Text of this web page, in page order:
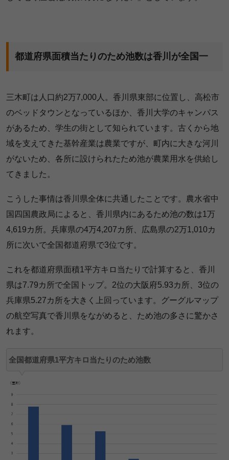
都道府県面積当たりのため池数は香川が全国一
三木町は人口約2万7,000人。香川県東部に位置し、高松市
のベッドタウンとなっているほか、香川大学のキャンパス
があるため、学生の街として知られています。古くから地
域を支えてきた基幹産業は農業ですが、町内に大きな河川
がないため、各所に設けられたため池が農業用水を供給し
てきました。
こうした事情は香川県全体に共通したことです。農水省中
国四国農政局によると、香川県内にあるため池の数は1万
4,619カ所。兵庫県の4万4,207カ所、広島県の2万1,010カ
所に次いで全国都道府県で3位です。
これを都道府県面積1平方キロ当たりで計算すると、香川
県は7.79カ所で全国トップ。2位の大阪府5.93カ所、3位の
兵庫県5.27カ所を大きく上回っています。グーグルマップ
の航空写真で香川県をながめると、ため池の多さに驚かさ
れます。
全国都道府県1平方キロ当たりのため池数